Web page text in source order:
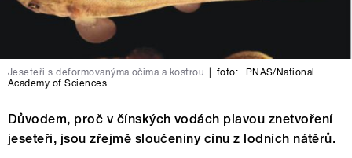
Jeseteři s deformovanýma očima a kostrou foto:
PNAS/National
Academy of Sciences
Důvodem, proč v čínských vodách plavou znetvoření
jeseteři, jsou zřejmě sloučeniny cínu z lodních nátěrů.